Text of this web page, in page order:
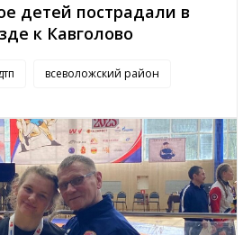
детей пострадали в
к Кавголово
всеволожский район